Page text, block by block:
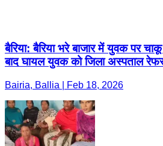
बैरिया: बैरिया भरे बाजार में युवक पर
बाद घायल युवक को जिला अस्पताल
Bairia, Ballia | Feb 18, 2026